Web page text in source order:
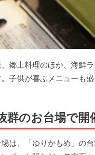
郷土料理のほか、海鮮
子供が喜ぶメニューも盛
群のお台場で開
は、「ゆりかもめ」の